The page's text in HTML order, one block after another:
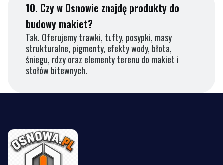
10. Czy w Osnowie znajdę produkty do
budowy makiet?
Tak. Oferujemy trawki, tufty, posypki, masy
strukturalne, pigmenty, efekty wody, błota,
śniegu, rdzy oraz elementy terenu do makiet i
stołów bitewnych.